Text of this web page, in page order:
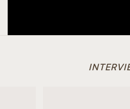
7월 24일 경기 파주 정**고객님 주
7월 24일 경기 파주 정**고객